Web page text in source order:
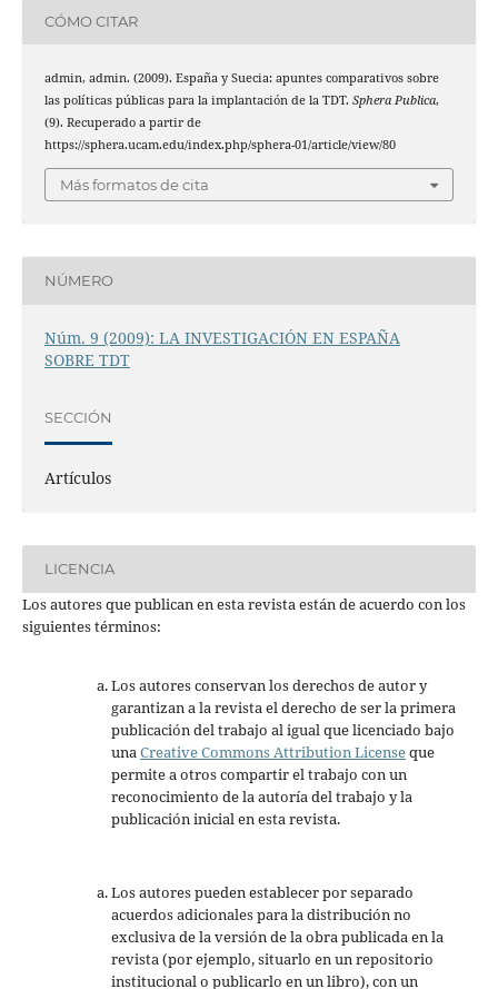
CÓMO CITAR
admin, admin. (2009). España y Suecia: apuntes comparativos sobre
las políticas públicas para la implantación de la TDT. Sphera Publica,
(9). Recuperado a partir de
https://sphera.ucam.edu/index.php/sphera-01/article/view/80
Más formatos de cita
NÚMERO
Núm. 9 (2009): LA INVESTIGACIÓN EN ESPAÑA
SOBRE TDT
SECCIÓN
Artículos
LICENCIA
Los autores que publican en esta revista están de acuerdo con los
siguientes términos:
Los autores conservan los derechos de autor y
garantizan a la revista el derecho de ser la primera
publicación del trabajo al igual que licenciado bajo
unaCreative Commons Attribution Licenseque
permite a otros compartir el trabajo con un
reconocimiento de la autoría del trabajo y la
publicación inicial en esta revista.
Los autores pueden establecer por separado
acuerdos adicionales para la distribución no
exclusiva de la versión de la obra publicada en la
revista (por ejemplo, situarlo en un repositorio
institucional o publicarlo en un libro), con un